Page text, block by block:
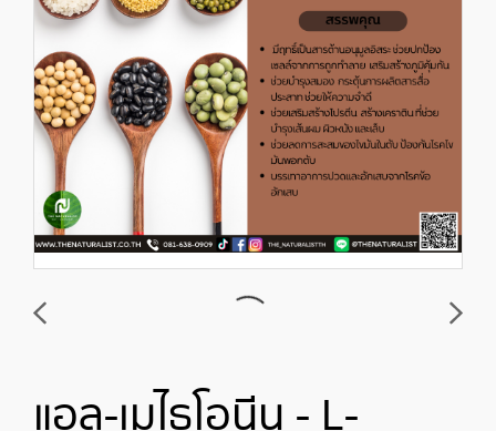
แอล-เมไธโอนีน - L-